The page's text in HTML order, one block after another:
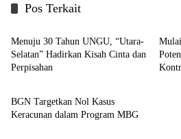
Pos Terkait
Indeks
Menuju 30 Tahun UNGU, “Utara-
Selatan” Hadirkan Kisah Cinta dan
Perpisahan
Headline
BGN Targetkan Nol Kasus
Keracunan dalam Program MBG